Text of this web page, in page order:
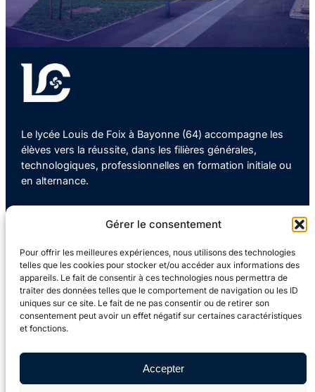
Gérer le consentement
Pour offrir les meilleures expériences, nous utilisons des technologies
telles que les cookies pour stocker et/ou accéder aux informations des
appareils. Le fait de consentir à ces technologies nous permettra de
traiter des données telles que le comportement de navigation ou les ID
uniques sur ce site. Le fait de ne pas consentir ou de retirer son
consentement peut avoir un effet négatif sur certaines caractéristiques
et fonctions.
Accepter
Le lycée Louis de Foix à Bayonne (64) accompagne les
élèves vers la réussite, dans les filières générales,
technologiques, professionnelles en formation initiale ou
en alternance.
05 59 63 31 10
ce.0640011p@ac-bordeaux.fr
4 Av. Jean Rostand, 64100 BAYONNE